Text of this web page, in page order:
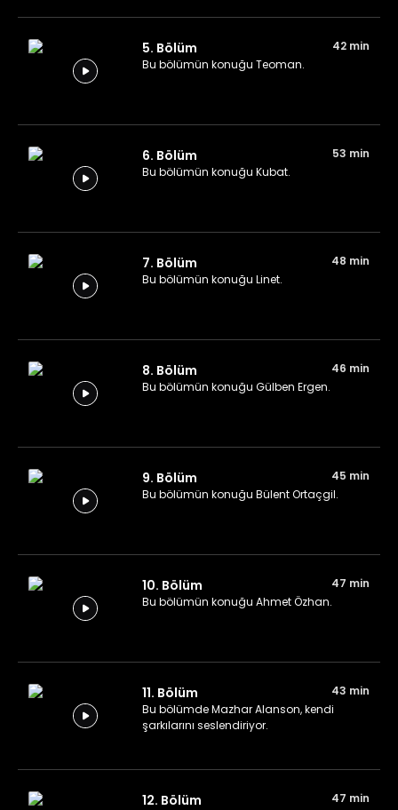
5. Bölüm
42 min
Bu bölümün konuğu Teoman.
6. Bölüm
53 min
Bu bölümün konuğu Kubat.
7. Bölüm
48 min
Bu bölümün konuğu Linet.
8. Bölüm
46 min
Bu bölümün konuğu Gülben Ergen.
9. Bölüm
45 min
Bu bölümün konuğu Bülent Ortaçgil.
10. Bölüm
47 min
Bu bölümün konuğu Ahmet Özhan.
11. Bölüm
43 min
Bu bölümde Mazhar Alanson, kendi
şarkılarını seslendiriyor.
12. Bölüm
47 min